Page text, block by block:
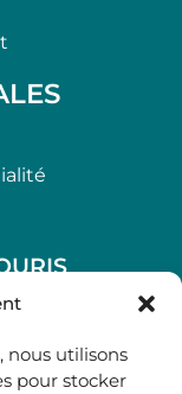
nous utilisons
pour stocker